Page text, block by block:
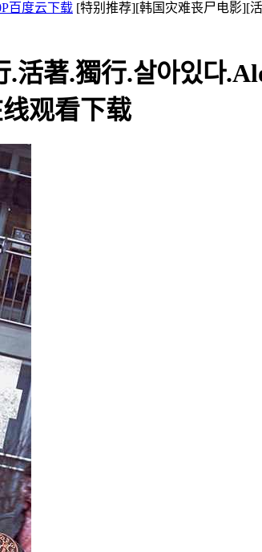
百度云下载 [特别推荐][韩国灾难丧尸电影][
著.獨行.살아있다
观看下载